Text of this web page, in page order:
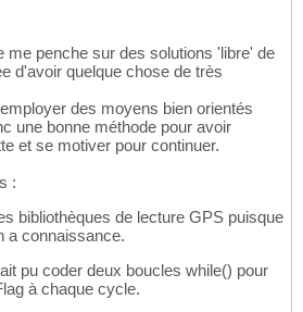
me penche sur des solutions 'libre' de
d'avoir quelque chose de très
des moyens bien orientés
une bonne méthode pour avoir
et se motiver pour continuer.
:
bibliothèques de lecture GPS puisque
a connaissance.
pu coder deux boucles while() pour
à chaque cycle.